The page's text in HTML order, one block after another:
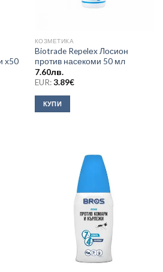
х50
КОЗМЕТИКА
Biotrade Repelеx Лосион
против насекоми 50 мл
7.60лв.
EUR:3.89€
КУПИ